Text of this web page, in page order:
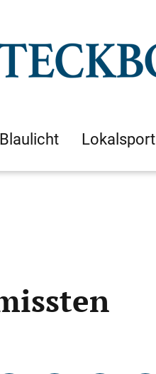
Blaulicht Lokalsport